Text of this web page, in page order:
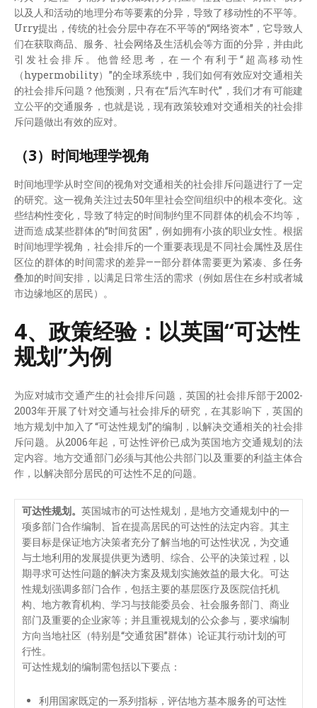
以及人和活动的地理分布等要素的分异，导致了移动性的不平等。
Urry提出，传统的社会分层中存在不平等的“网络资本”，它导致人
们在获取商品、服务、社会网络及生活机会等方面的分异，并由此
引发社会排斥。他曾经思考，在一个有利于“超高移动性
（hypermobility）”的全球系统中，我们如何有效应对交通相关
的社会排斥问题？他预测，只有在“后汽车时代”，我们才有可能建
立公平的交通服务，也就是说，现有政策较难对交通相关的社会排
斥问题做出有效的应对。
（3）时间地理学视角
时间地理学从时空间的视角对交通相关的社会排斥问题进行了一定
的研究。这一视角关注过去50年里社会空间组织中的根本变化。这
些结构性变化，导致了特定的时间制约里不同群体的机会不均等，
进而造成某些群体的“时间贫困”，例如拥有小孩的职业女性。根据
时间地理学视角，社会排斥的一个重要表现是不同社会属性及居住
区位的群体的时间需求的差异——部分群体需要更为紧凑、多任务
叠加的时间安排，以满足日常生活的需求（例如居住在乡村或者城
市边缘地区的居民）。
4、政策经验：以英国“可达性
规划”为例
为应对城市交通产生的社会排斥问题，英国的社会排斥部于2002-
2003年开展了针对交通与社会排斥的研究，在其影响下，英国的
地方规划中加入了“可达性规划”的编制，以解决交通相关的社会排
斥问题。从2006年起，可达性评价已成为英国地方交通规划的法
定内容。地方交通部门必须与其他公共部门以及重要的利益主体合
作，以解决部分居民的可达性不足的问题。
可达性规划。 英国城市的可达性规划，是地方交通规划中的一
项多部门合作编制、旨在提高居民的可达性的法定内容。其主
要目标是保证地方决策者充分了解当地的可达性状况，为交通
与土地利用的发展提供更为透明、综合、公平的决策过程，以
期寻求可达性问题的解决方案及规划实施效益的最大化。可达
性规划强调多部门合作，包括主要的基层医疗及医院信托机
构、地方教育机构、学习与技能委员会、社会服务部门、商业
部门及重要的企业家等；并且重视规划的公众参与，要求编制
方向当地社区（特别是“交通贫困”群体）论证其行动计划的可
行性。
可达性规划的编制需包括以下要点：
利用国家既定的一系列指标，评估地方基本服务的可达性